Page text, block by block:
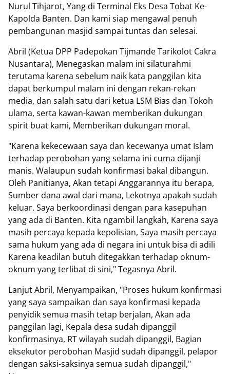
Nurul Tihjarot, Yang di Terminal Eks Desa Tobat Ke-
Kapolda Banten. Dan kami siap mengawal penuh
pembangunan masjid sampai tuntas dan selesai.
‎Abril (Ketua DPP Padepokan Tijmande Tarikolot Cakra
Nusantara), Menegaskan malam ini silaturahmi
terutama karena sebelum naik kata panggilan kita
dapat berkumpul malam ini dengan rekan-rekan
media, dan salah satu dari ketua LSM Bias dan Tokoh
ulama, serta kawan-kawan memberikan dukungan
spirit buat kami, Memberikan dukungan moral.
‎"Karena kekecewaan saya dan kecewanya umat Islam
terhadap perobohan yang selama ini cuma dijanji
manis. Walaupun sudah konfirmasi bakal dibangun.
Oleh Panitianya, Akan tetapi Anggarannya itu berapa,
Sumber dana awal dari mana, Lekotnya apakah sudah
keluar. Saya berkoordinasi dengan para kasepuhan
yang ada di Banten. Kita ngambil langkah, Karena saya
masih percaya kepada kepolisian, Saya masih percaya
sama hukum yang ada di negara ini untuk bisa di adili
Karena keadilan butuh ditegakkan terhadap oknum-
oknum yang terlibat di sini," Tegasnya Abril.
‎Lanjut Abril, Menyampaikan, "Proses hukum konfirmasi
yang saya sampaikan dan saya konfirmasi kepada
penyidik semua masih tetap berjalan, Akan ada
panggilan lagi, Kepala desa sudah dipanggil
konfirmasinya, RT wilayah sudah dipanggil, Bagian
eksekutor perobohan Masjid sudah dipanggil, pelapor
dengan saksi-saksinya semua sudah dipanggil,"